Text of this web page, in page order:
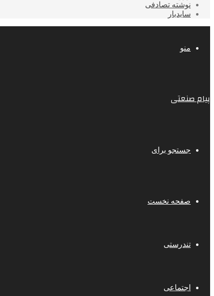
نوشته تصادفی
سایدبار
منو
پیام صنعتی
جستجو برای
صفحه نخست
تندرستی
اجتماعی